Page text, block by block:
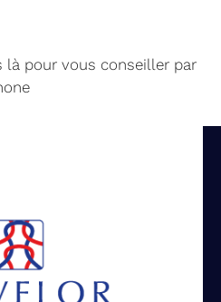
là pour vous conseiller par